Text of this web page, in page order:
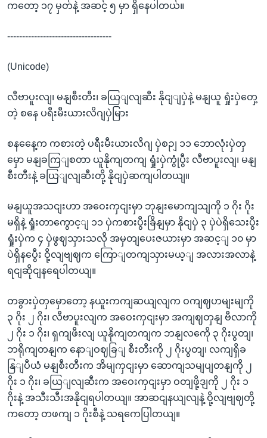
ကတော့ ၁၇ မှတ်နဲ့ အဆင့် ၅ မှာ ရှိနေပါတယ်။
-----------------------------------
(Unicode)
လီဗာပူးလျ၊ မနျစီးတီး၊ ခယြျလျဆီး နိုငျျပှဲနဲ့ မနျယူ ရှုံးပှဲတှေ့
တဲ့ စနေ ပရီးမီးယားလိဂျပှဲမြား
စနနေေ့က ကစားတဲ့ ပရီးမီးယားလိဂျ ပှဲစဉျ ၁၁ ဘောလုံးပှဲတှ
မှော မနျခကြျစတာ ယူနိုကျတကျ ရှုံးပှဲကွုံပွီး လီဗာပူးလျ၊ မနျ
စီးတီးနဲ့ ခယြျလျဆီးတို့ နိုငျပှဲဆကျပါတယျ။
မနျယူအသငျးဟာ အဝေးကှငျးမှာ ဘုနျးမောကျသျကို ၁ ဂိုး ဂိုး
မရှိနဲ့ ရှုံးတာကွောင့ျ ၁၁ ပှဲကစားပွီးခြိနျမှာ နိုငျပှဲ ၃ ပှဲပဲရှိသေးပွီး
ရှုံးပှဲက ၄ ပှဲဖွဈသှားသလို အမှတျပေးဇယားမှာ အဆင့ျ ၁၀ မှာ
ပဲရှိနပွေီး ဝို့လျဗျဈက ကြောျတကျသှားမယ့ျ အလားအလာနဲ့
ရငျဆိုငျနရေပါတယျ။
တခွားပှဲတှမှောတော့ နယူးကကျဆယျလျက ဝကျဈဟမျးမျကို
၃ ဂိုး ၂ ဂိုး၊ လီဗာပူးလျက အဝေးကှငျးမှာ အကျဈတှနျ ဗီလာကို
၂ ဂိုး ၁ ဂိုး၊ ရှကျဖီးလျ ယူနိုကျတကျက ဘနျလကေို ၃ ဂိုးပွတျ၊
ဘရိုကျတနျက နောျဝဈခြျ စီးတီးကို ၂ ဂိုးပွတျ၊ လကျရှိခ
နြျပီယံ မနျစီးတီးက အိမျကှငျးမှာ ဆောကျသမျပျတနျကို ၂
ဂိုး ၁ ဂိုး၊ ခယြျလျဆီးက အဝေးကှငျးမှာ ဝတျဖို့ဒျကို ၂ ဂိုး ၁
ဂိုးနဲ့ အသီးသီးအနိုငျရပါတယျ။ အာဆငျနယျလျနဲ့ ဝို့လျဗျဈတို့
ကတော့ တဖကျ ၁ ဂိုးစီနဲ့ သရကေပြါတယျ။